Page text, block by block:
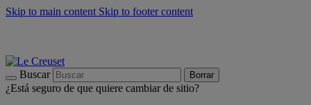
Skip to main content Skip to footer content
Buscar Borrar
¿Está seguro de que quiere cambiar de sitio?